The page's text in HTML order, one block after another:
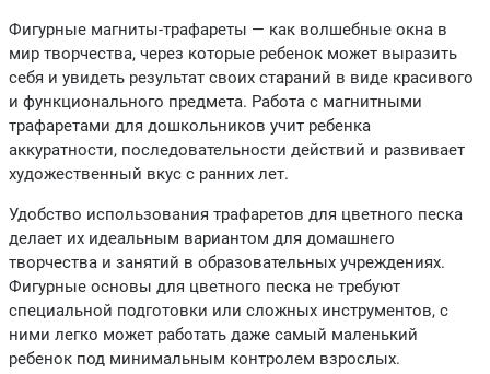
Фигурные магниты-трафареты — как волшебные окна в
мир творчества, через которые ребенок может выразить
себя и увидеть результат своих стараний в виде красивого
и функционального предмета. Работа с магнитными
трафаретами для дошкольников учит ребенка
аккуратности, последовательности действий и развивает
художественный вкус с ранних лет.
Удобство использования трафаретов для цветного песка
делает их идеальным вариантом для домашнего
творчества и занятий в образовательных учреждениях.
Фигурные основы для цветного песка не требуют
специальной подготовки или сложных инструментов, с
ними легко может работать даже самый маленький
ребенок под минимальным контролем взрослых.